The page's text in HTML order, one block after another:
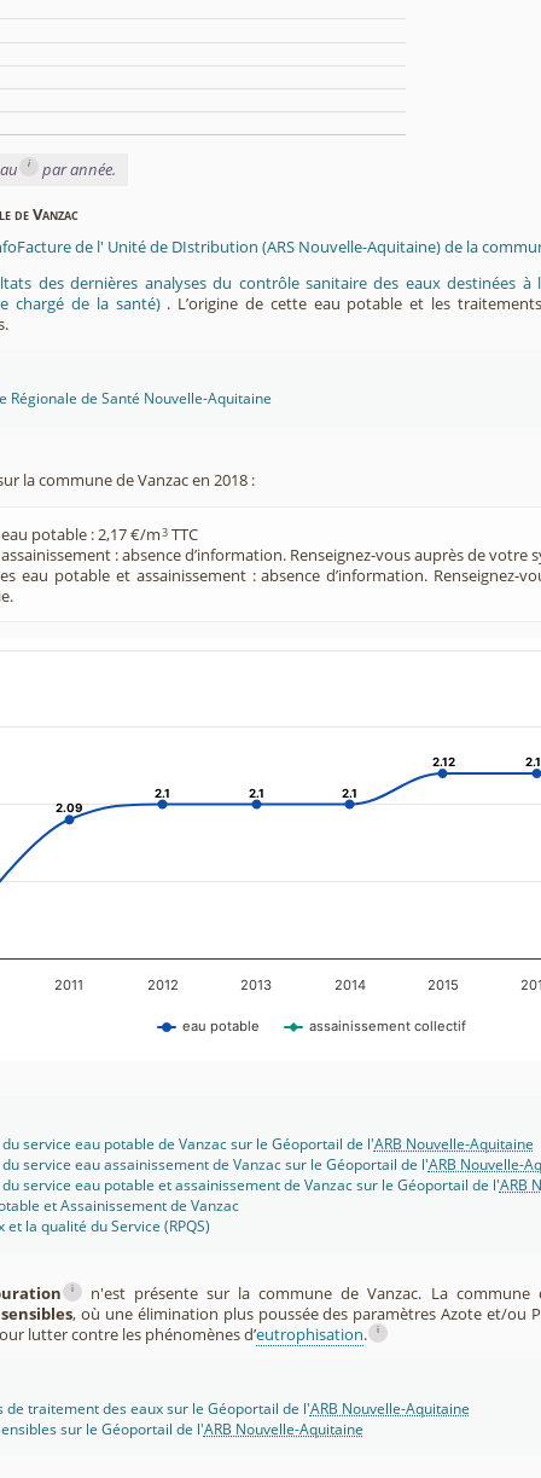
i par année.
de Vanzac
de l' Unité de DIstribution (ARS Nouvelle-Aquitaine) de la
des dernières analyses du contrôle sanitaire des eaux destinées
chargé de la santé) . L’origine de cette eau potable et les
Régionale de Santé Nouvelle-Aquitaine
la commune de Vanzac en 2018 :
potable : 2,17 €/m3 TTC
: absence d’information. Renseignez-vous auprès de votre
eau potable et assainissement : absence d’information. Renseignez-
2.09
2.09
2.1
2.1 2.1
2.1 2.1
2.1
2.12
2.12
eau potable assainissement collectif
2011 2012 2013 2014 2015
service eau potable de Vanzac sur le Géoportail de l'ARB Nouvelle-Aquitaine
service eau assainissement de Vanzac sur le Géoportail de l'ARB Nouvelle-
service eau potable et assainissement de Vanzac sur le Géoportail de l'ARB
et Assainissement de Vanzac
la qualité du Service (RPQS)
i
n'est présente sur la commune de Vanzac. La commune
, où une élimination plus poussée des paramètres Azote et/ou
lutter contre les phénomènes d’eutrophisation. i
de traitement des eaux sur le Géoportail de l'ARB Nouvelle-Aquitaine
sur le Géoportail de l'ARB Nouvelle-Aquitaine